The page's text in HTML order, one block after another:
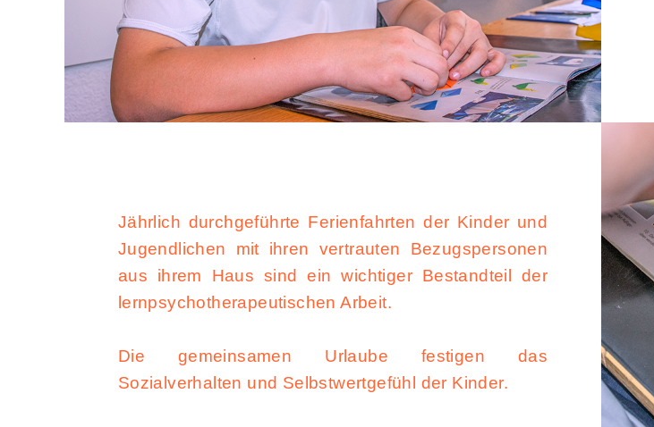
Jährlich durchgeführte Ferienfahrten der Kinder und
Jugendlichen mit ihren vertrauten Bezugspersonen
aus ihrem Haus sind ein wichtiger Bestandteil der
lernpsychotherapeutischen Arbeit.
Die gemeinsamen Urlaube festigen das
Sozialverhalten und Selbstwertgefühl der Kinder.